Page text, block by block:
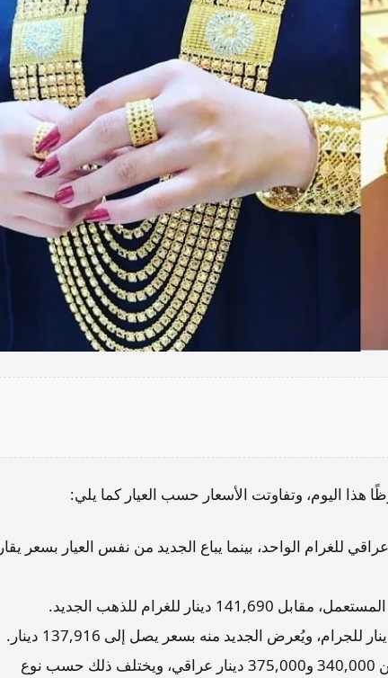
اليوم، وتفاوتت الأسعار حسب العيار كما يلي:
المستعمل عيار 22 حوالي 124,039 دينار عراقي للغرام الواحد، بينما يباع الجديد من نفس العيار بسعر
كما يتراوح سعر الذهب عيار 21 (أي ما يعادل 5 جرامات) بين 340,000 و375,000 دينار عراقي، ويختلف ذلك حسب نوع